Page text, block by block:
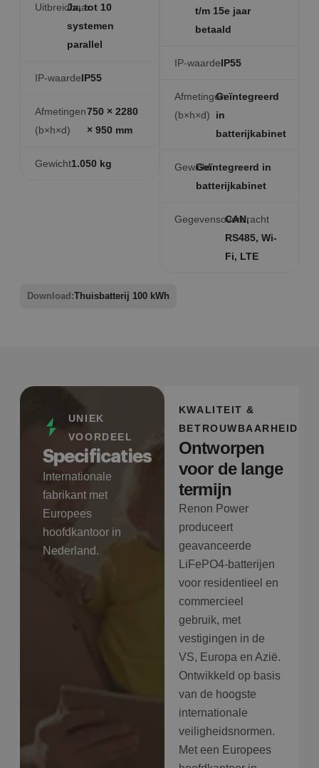
UitbreidbaarJa, tot 10
systemen
parallel
IP-waardeIP55
Afmetingen
(b×h×d)
750 × 2280
× 950 mm
Gewicht1.050 kg
t/m 15e jaar
betaald
IP-waardeIP55
Afmetingen
(b×h×d)
Geïntegreerd
in
batterijkabinet
GewichtGeïntegreerd in
batterijkabinet
Gegevensoverdracht
CAN,
RS485, Wi-
Fi, LTE
Download:Thuisbatterij 100 kWh
UNIEK
VOORDEEL
Specificaties
Internationale
fabrikant met
Europees
hoofdkantoor in
Nederland.
KWALITEIT &
BETROUWBAARHEID
Ontworpen
voor de lange
termijn
Renon Power
produceert
geavanceerde
LiFePO4-batterijen
voor residentieel en
commercieel
gebruik, met
vestigingen in de
VS, Europa en Azië.
Ontwikkeld op basis
van de hoogste
internationale
veiligheidsnormen.
Met een Europees